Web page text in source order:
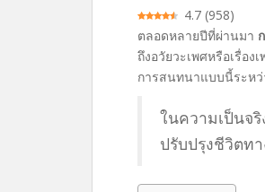
4.7 (958)
ตลอดหลายปีที่ผ่านมา
ถึงอวัยวะเพศหรือเรื่อ
การสนทนาแบบนี้ระห
ในความเป็นจ
ปรับปรุงชีวิตท